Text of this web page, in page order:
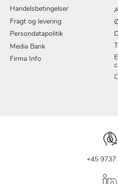
Handelsbetingelser
Fragt og levering
Persondatapolitik
Media Bank
Firma Info
+45 9737